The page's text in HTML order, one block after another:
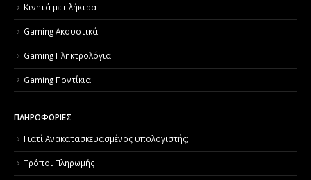
Κινητά με πλήκτρα
Gaming Ακουστικά
Gaming Πληκτρολόγια
Gaming Ποντίκια
ΠΛΗΡΟΦΟΡΙΕΣ
Γιατί Aνακατασκευασμένος υπολογιστής;
Τρόποι Πληρωμής